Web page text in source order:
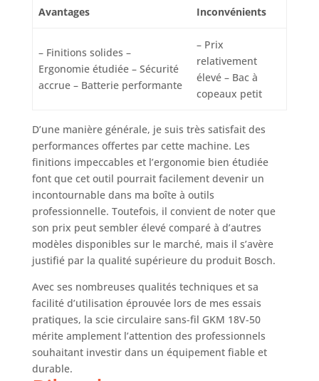
Avantages Inconvénients
– Finitions solides –
Ergonomie étudiée – Sécurité
accrue – Batterie performante
– Prix
relativement
élevé – Bac à
copeaux petit
D’une manière générale, je suis très satisfait des
performances offertes par cette machine. Les
finitions impeccables et l’ergonomie bien étudiée
font que cet outil pourrait facilement devenir un
incontournable dans ma boîte à outils
professionnelle. Toutefois, il convient de noter que
son prix peut sembler élevé comparé à d’autres
modèles disponibles sur le marché, mais il s’avère
justifié par la qualité supérieure du produit Bosch.
Avec ses nombreuses qualités techniques et sa
facilité d’utilisation éprouvée lors de mes essais
pratiques, la scie circulaire sans-fil GKM 18V-50
mérite amplement l’attention des professionnels
souhaitant investir dans un équipement fiable et
durable.